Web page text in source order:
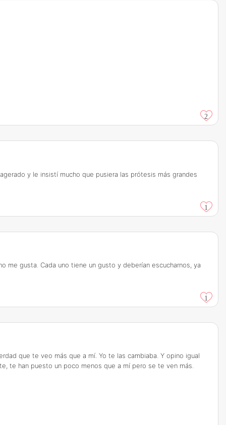
2
y le insistí mucho que pusiera las prótesis más grandes
1
me gusta. Cada uno tiene un gusto y deberían escucharnos, ya
1
que te veo más que a mí. Yo te las cambiaba. Y opino igual
te han puesto un poco menos que a mí pero se te ven más.